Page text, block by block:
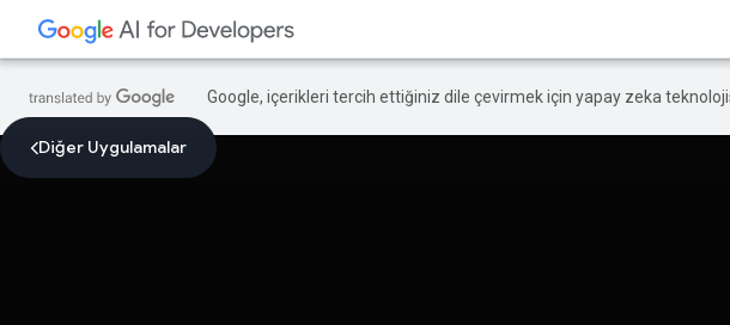
Google, içerikleri tercih ettiğiniz dile çevirmek için yapay zeka
Diğer Uygulamalar